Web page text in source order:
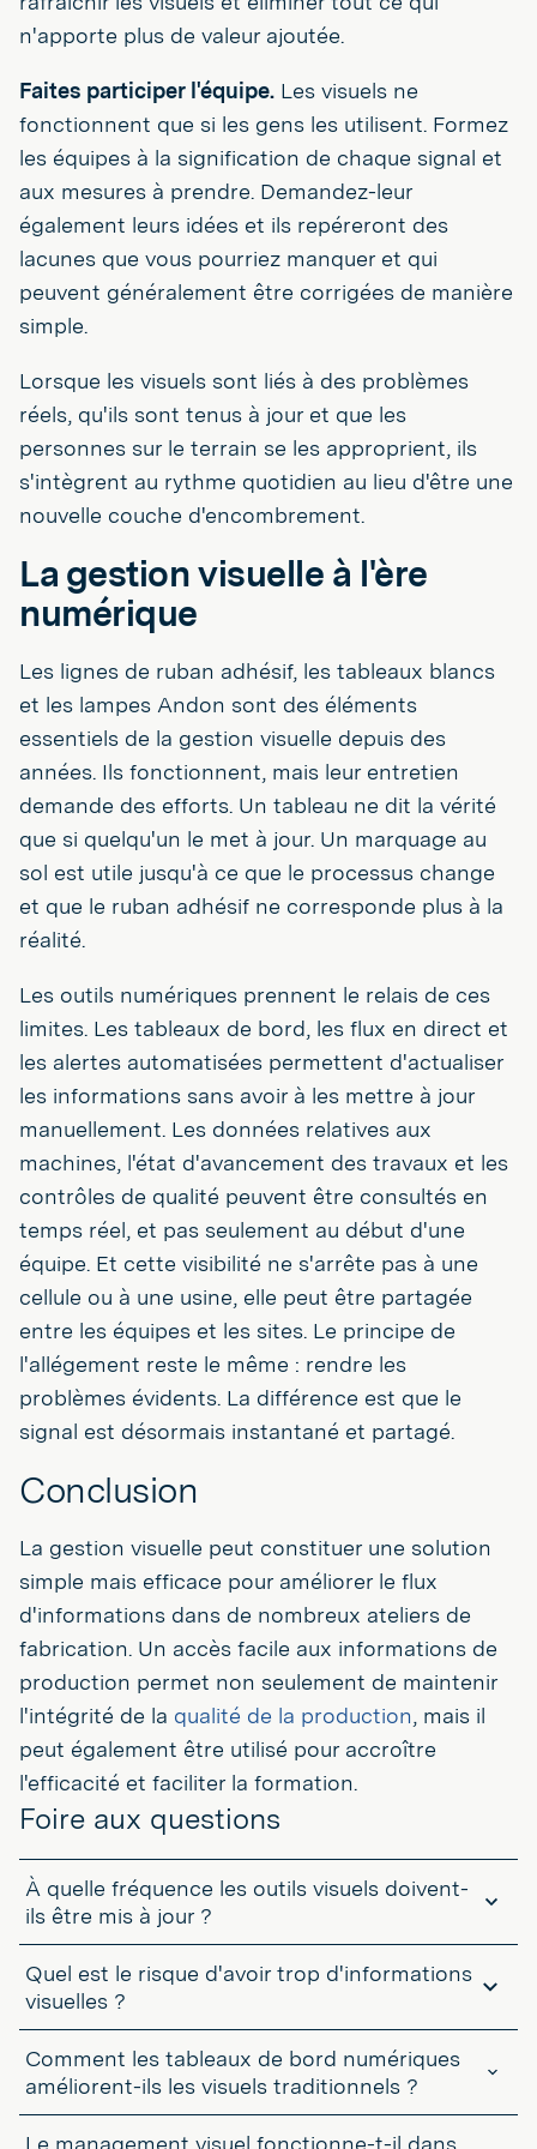
n'apporte plus de valeur ajoutée.
Faites participer l'équipe. Les visuels ne
fonctionnent que si les gens les utilisent. Formez
les équipes à la signification de chaque signal et
aux mesures à prendre. Demandez-leur
également leurs idées et ils repéreront des
lacunes que vous pourriez manquer et qui
peuvent généralement être corrigées de manière
simple.
Lorsque les visuels sont liés à des problèmes
réels, qu'ils sont tenus à jour et que les
personnes sur le terrain se les approprient, ils
s'intègrent au rythme quotidien au lieu d'être une
nouvelle couche d'encombrement.
La gestion visuelle à l'ère
numérique
Les lignes de ruban adhésif, les tableaux blancs
et les lampes Andon sont des éléments
essentiels de la gestion visuelle depuis des
années. Ils fonctionnent, mais leur entretien
demande des efforts. Un tableau ne dit la vérité
que si quelqu'un le met à jour. Un marquage au
sol est utile jusqu'à ce que le processus change
et que le ruban adhésif ne corresponde plus à la
réalité.
Les outils numériques prennent le relais de ces
limites. Les tableaux de bord, les flux en direct et
les alertes automatisées permettent d'actualiser
les informations sans avoir à les mettre à jour
manuellement. Les données relatives aux
machines, l'état d'avancement des travaux et les
contrôles de qualité peuvent être consultés en
temps réel, et pas seulement au début d'une
équipe. Et cette visibilité ne s'arrête pas à une
cellule ou à une usine, elle peut être partagée
entre les équipes et les sites. Le principe de
l'allégement reste le même : rendre les
problèmes évidents. La différence est que le
signal est désormais instantané et partagé.
Conclusion
La gestion visuelle peut constituer une solution
simple mais efficace pour améliorer le flux
d'informations dans de nombreux ateliers de
fabrication. Un accès facile aux informations de
production permet non seulement de maintenir
l'intégrité de la qualité de la production, mais il
peut également être utilisé pour accroître
l'efficacité et faciliter la formation.
Foire aux questions
À quelle fréquence les outils visuels doivent-
ils être mis à jour ?
que les tableaux, les étiquettes ou les rubans adhésifs, une
révision mensuelle est une bonne base de référence. Les tableaux
régulièrement pour s'assurer qu'elles correspondent toujours aux
priorités actuelles.
Quel est le risque d'avoir trop d'informations
visuelles ?
plus efficaces ne mettent en évidence que ce qui est important,
c'est-à-dire des signaux simples et cohérents qui orientent
Comment les tableaux de bord numériques
améliorent-ils les visuels traditionnels ?
Le management visuel fonctionne-t-il dans